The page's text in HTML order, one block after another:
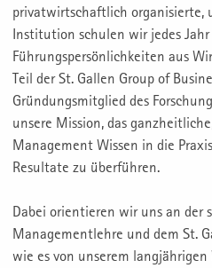
privatwirtschaftlich organisierte,
Institution schulen wir jedes
Führungspersönlichkeiten aus
Teil der St. Gallen Group of
Gründungsmitglied des
unsere Mission, das
Management Wissen in die
Resultate zu überführen.
Dabei orientieren wir uns an der
Managementlehre und dem St.
wie es von unserem